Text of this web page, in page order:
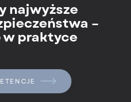
najwyższe
–
praktyce